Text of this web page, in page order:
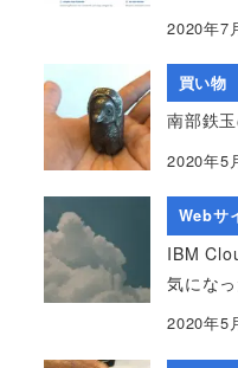
2020年7
買い物
南部鉄
2020年5
Webサ
IBM
気にな
2020年5